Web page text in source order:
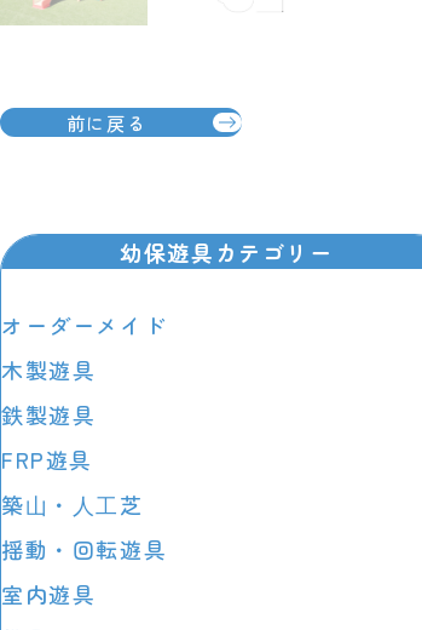
前に戻る
幼保遊具カテゴリー
オーダーメイド
木製遊具
鉄製遊具
FRP遊具
築⼭・⼈⼯芝
揺動・回転遊具
室内遊具